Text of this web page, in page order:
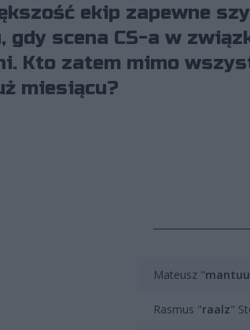
ekip zapewne
gdy scena CS-a w
Kto zatem mimo
miesiącu?
Mateusz "mantuu
Rasmus "raalz"